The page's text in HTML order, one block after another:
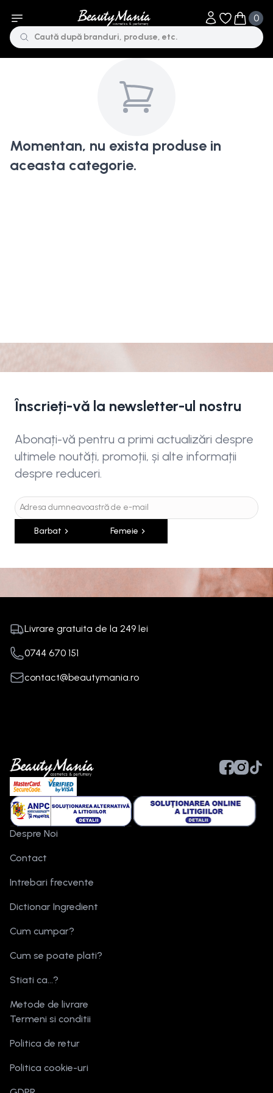
Obiecte în
0
Obiecte
Momentan, nu exista produse in
aceasta categorie.
Înscrieți-vă la newsletter-ul nostru
Abonați-vă pentru a primi actualizări despre
ultimele noutăți, promoții, și alte informații
despre reduceri.
Barbat Femeie
Livrare gratuita de la 249 lei
0744 670 151
contact@beautymania.ro
Despre Noi
Contact
Intrebari frecvente
Dictionar Ingredient
Cum cumpar?
Cum se poate plati?
Stiati ca...?
Metode de livrare
Termeni si conditii
Politica de retur
Politica cookie-uri